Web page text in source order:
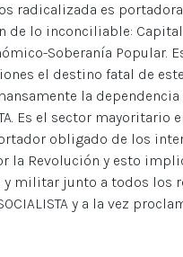
radicalizada es
lo inconciliable: Capital-
Soberanía Popular.
el destino fatal de
la
Es el sector
obligado de los
la Revolución y esto
militar junto a todos los
y a la vez